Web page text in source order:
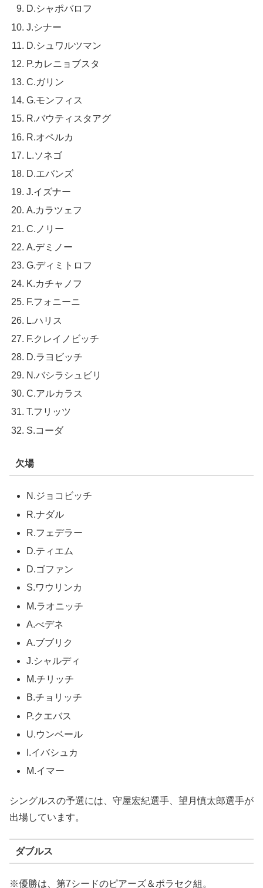
D.シャポバロフ
J.シナー
D.シュワルツマン
P.カレニョブスタ
C.ガリン
G.モンフィス
R.バウティスタアグ
R.オペルカ
L.ソネゴ
D.エバンズ
J.イズナー
A.カラツェフ
C.ノリー
A.デミノー
G.ディミトロフ
K.カチャノフ
F.フォニーニ
L.ハリス
F.クレイノビッチ
D.ラヨビッチ
N.バシラシュビリ
C.アルカラス
T.フリッツ
S.コーダ
欠場
N.ジョコビッチ
R.ナダル
R.フェデラー
D.ティエム
D.ゴファン
S.ワウリンカ
M.ラオニッチ
A.べデネ
A.ブブリク
J.シャルディ
M.チリッチ
B.チョリッチ
P.クエバス
U.ウンベール
I.イバシュカ
M.イマー
シングルスの予選には、守屋宏紀選手、望月慎太郎選手が
出場しています。
ダブルス
※優勝は、第7シードのピアーズ＆ポラセク組。